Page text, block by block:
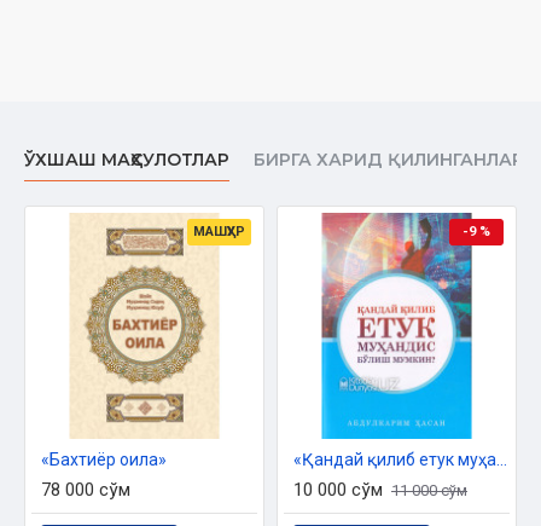
ЎХШАШ МАҲСУЛОТЛАР БИРГА ХАРИД ҚИЛИНГАНЛАР
МАШҲУР
«Бахтиёр оила»
78 000 сўм
-9 %
10 000 сўм 11 000 сўм